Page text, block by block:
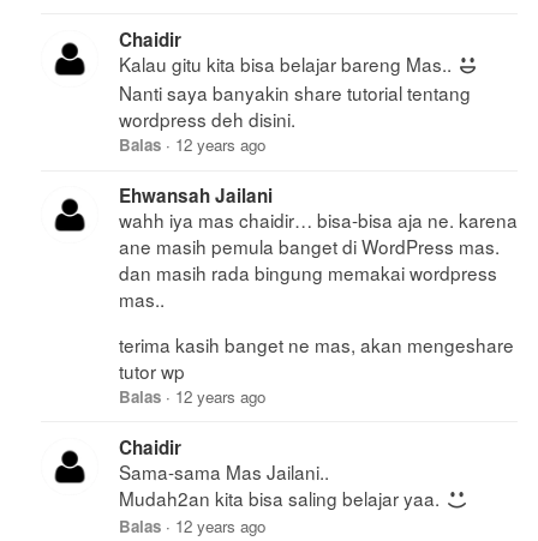
Chaidir
Kalau gitu kita bisa belajar bareng Mas..
Nanti saya banyakin share tutorial tentang
wordpress deh disini.
Balas · 12 years ago
Ehwansah Jailani
wahh iya mas chaidir… bisa-bisa aja ne. karena
ane masih pemula banget di WordPress mas.
dan masih rada bingung memakai wordpress
mas..
terima kasih banget ne mas, akan mengeshare
tutor wp
Balas · 12 years ago
Chaidir
Sama-sama Mas Jailani..
Mudah2an kita bisa saling belajar yaa.
Balas · 12 years ago